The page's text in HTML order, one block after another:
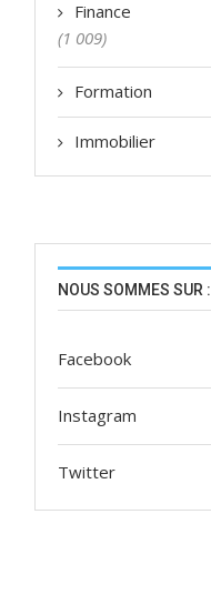
Finance
(1 009)
Formation
Immobilier
NOUS SOMMES SUR :
Facebook
Instagram
Twitter